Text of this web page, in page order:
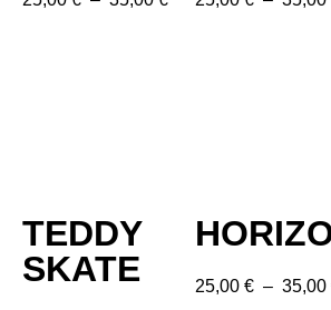
TEDDY
SKATE
25,00 € – 35,00